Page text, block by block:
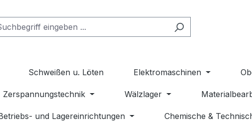
Schweißen u. Löten Elektromaschinen
Zerspannungstechnik Wälzlager
und Lagereinrichtungen Chemische &